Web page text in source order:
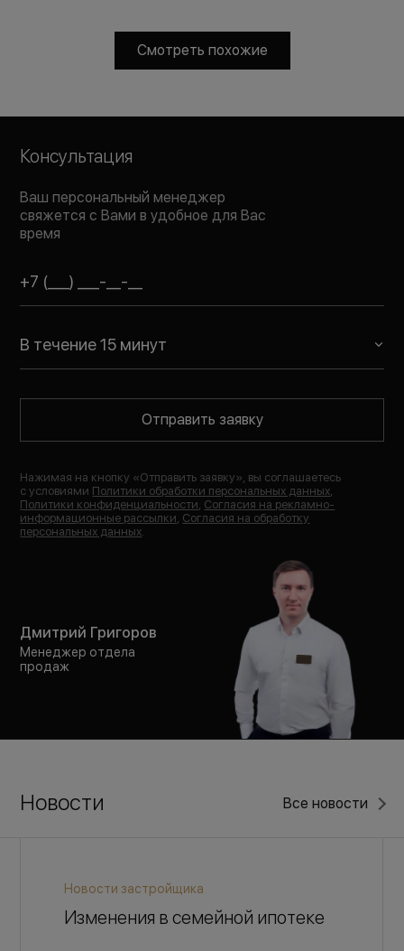
Смотреть похожие
Консультация
Ваш персональный менеджер
свяжется с Вами в удобное для Вас
время
В течение 15 минут
Отправить заявку
Нажимая на кнопку «Отправить заявку», вы соглашаетесь
с условиями Политики обработки персональных данных
Политики конфиденциальности Согласия на рекламно-
информационные рассылки Согласия на обработку
персональных данных
Дмитрий Григоров
Менеджер отдела
продаж
Новости Все новости
Новости застройщика
Изменения в семейной ипотеке